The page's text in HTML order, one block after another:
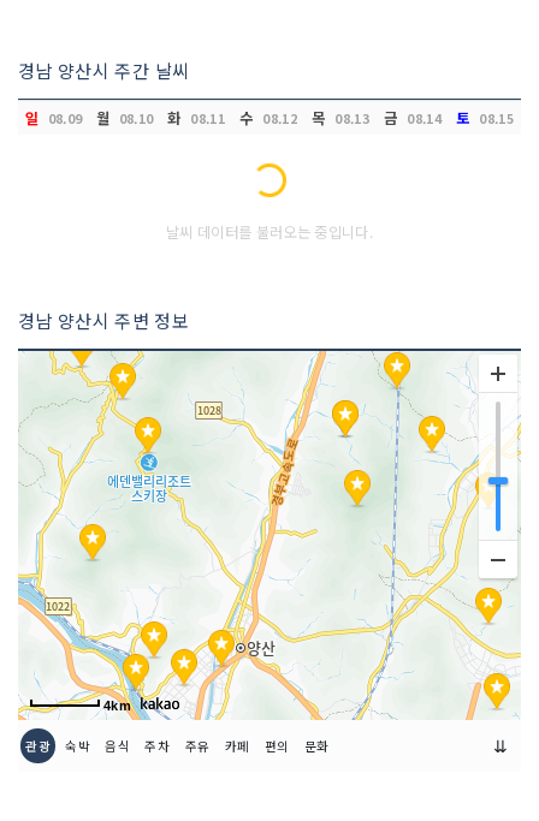
경남 양산시 주간 날씨
일 08.09 월 08.10 화 08.11 수 08.12 목 08.13 금 08.14 토 08.15
Loading...
날씨 데이터를 불러오는 중입니다.
경남 양산시 주변 정보
4km
관광 숙박 음식 주차 주유 카페 편의 문화 ⇊